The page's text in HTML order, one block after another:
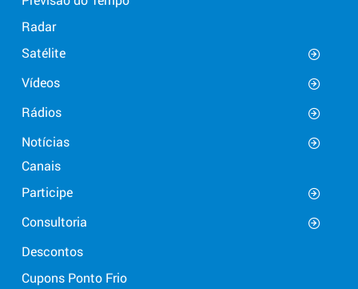
Radar
Satélite
Vídeos
Rádios
Notícias
Canais
Participe
Consultoria
Descontos
Cupons Ponto Frio